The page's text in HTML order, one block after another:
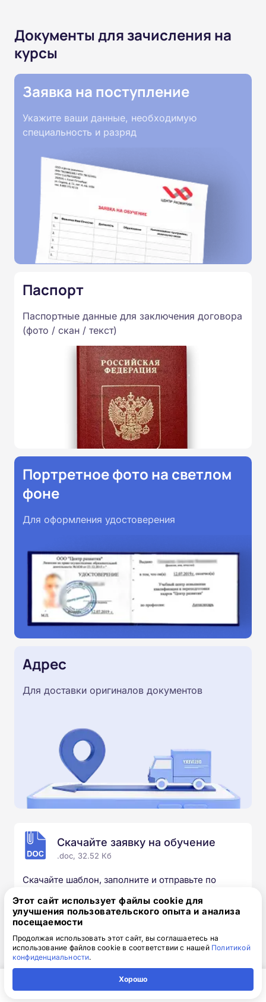
Документы для зачисления на
курсы
Заявка на поступление
Укажите ваши данные, необходимую
специальность и разряд
Паспорт
Паспортные данные для заключения договора
(фото / скан / текст)
Портретное фото на светлом
фоне
Для оформления удостоверения
Адрес
Для доставки оригиналов документов
Скачайте заявку на обучение
.doc, 32.52 Кб
Скачайте шаблон, заполните и отправьте по
Обязательно укажите контактный номер телефон.
Наш специалист свяжется с вами и утонит все
Выбирайте курс под свои цели
Этот сайт использует файлы cookie для
улучшения пользовательского опыта и анализа
посещаемости
Продолжая использовать этот сайт, вы соглашаетесь на
использование файлов cookie в соответствии с нашей Политикой
конфиденциальности.
Хорошо